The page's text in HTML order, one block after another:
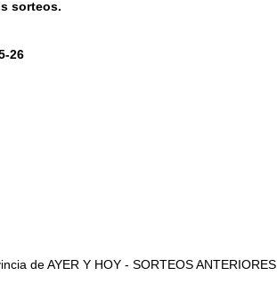
sorteos.
26
de AYER Y HOY - SORTEOS ANTERIORES